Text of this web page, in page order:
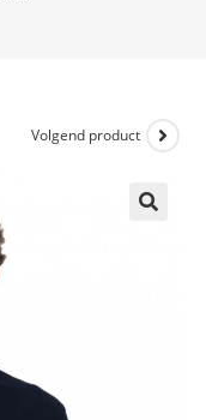
Volgend product